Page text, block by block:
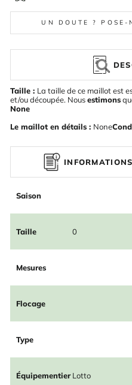
UN DOUTE ? POSE-
Taille : La taille de ce maillot est
et/ou découpée. Nousestimons
None
Le maillot en détails : None
Saison
Taille 0
Mesures
Flocage
Type
Équipementier Lotto